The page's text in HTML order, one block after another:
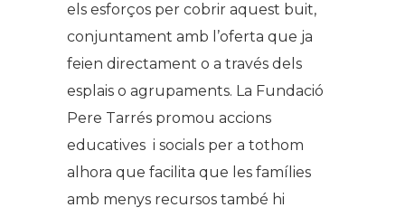
els esforços per cobrir aquest buit,
conjuntament amb l’oferta que ja
feien directament o a través dels
esplais o agrupaments. La Fundació
Pere Tarrés promou accions
educatives i socials per a tothom
alhora que facilita que les famílies
amb menys recursos també hi